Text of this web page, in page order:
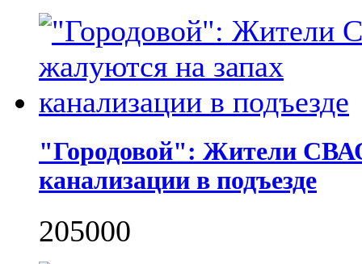
"Городовой": Жители
канализации в подъезде
205000